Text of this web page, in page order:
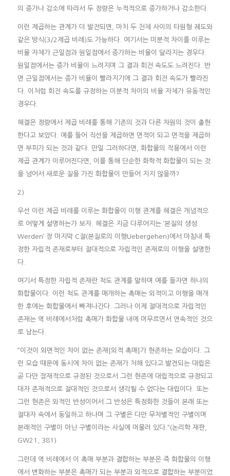
의 증가나 감소에 따라서 두 정량은 누적적으로 증가하거나 감소한다.
이런 제곱하는 관계가 더 발전되면, 마치 두 천체 사이의 타원형 궤도와
같은 방식(3/2제곱 비례)도 가능하다. 여기서는 미분적 차이를 이루는
비율 자체가 근일점과 원일점에서 증가하는 비율이 달라지는 경우다.
원일점에서는 증가 비율이 느려지며 그 결과 회전 속도도 느려진다. 반
면 근일점에서는 증가 비율이 빨라지기에 그 결과 회전 속도가 빨라진
다. 이처럼 회전 속도를 규정하는 미분적 차이의 비율 자체가 유동적인
경우다.
헤겔은 정량에서 제곱 비례를 통해 기존의 것과 다른 차원의 것이 출현
한다고 보았다. 예를 들어 직선을 제곱하면 면적이 되고 면적을 제곱하
면 부피가 되는 것과 같다. 만일 그러하다면, 화합물의 작용에서 이런
제곱 관계가 이루어진다면, 이를 통해 단순한 화학적 화합물이 되는 것
을 넘어서 새로운 질을 가진 화합물이 만들어 지지 않을까?
2)
우선 이런 제곱 비례를 이루는 화합물이 이행 관계를 헤겔은 개념적으
로 어떻게 설명하는가 보자. 헤겔은 지금 다루어지는 ‘본질의 생성
Werden’ 장 마지막 C절(본질로의 이행Uebergehen)에서 마침내 특
정한 자립적 존재로부터 절대적으로 자립적인 존재로의 이행을 설명한
다.
여기서 특정한 자립적 존재란 척도 관계를 말하며 예를 들자면 하나의
화합물이다. 이런 척도 관계를 매개하는 촉매는 외적이고 이행을 매개
한 후에는 화합물에서 빠져나간다. 그러나 이제 절대적으로 자립적인
존재는 역 비례에서처럼 촉매가 화합물 내에 머무르면서 연속적인 것으
로 남는다.
“이것이 외면적인 차이 없는 존재[외적 촉매]가 현존하는 모습이다. 그
런 모습 때문에 동시에 차이 없는 존재가 처해 있다고 발견되는 대립은
곧 다만 잠재적으로 규정된 것으로서 그런 현존에 대립적으로 규정되고
대자 존재적으로 절대적인 것으로서 생각될 수 없다는 대립이다. 또는
그런 현존은 외적인 반성이어서 그 반성은 특정화한 것들이 본래 또는
절대자 속에서 동일하고 하나며 그 구별은 다만 무차별적인 구별이며
본래적인 구별이 아닌 구별이라는 사실에 머물러 있다.“(논리학 재판,
GW21, 381)
그런데 역 비례에서 이 촉매 부분과 결합하는 부분은 즉 화합물의 이행
에서 변화하는 부분은 촉매가 되는 부분과 외적으로 결합하는 부분이었